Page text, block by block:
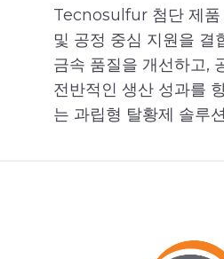
Tecnosulfur 첨단 제품
및 공정 중심 지원을 결
금속 품질을 개선하고,
전반적인 생산 성과를
는 과립형 탈황제 솔루